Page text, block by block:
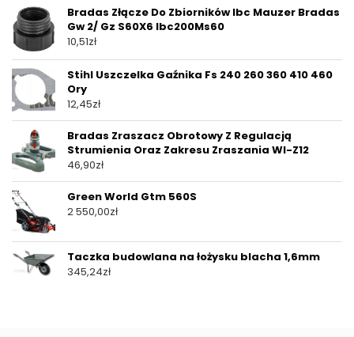
Bradas Złącze Do Zbiorników Ibc Mauzer Bradas
Gw 2/ Gz S60X6 Ibc200Ms60
10,51zł
Stihl Uszczelka Gaźnika Fs 240 260 360 410 460
Ory
12,45zł
Bradas Zraszacz Obrotowy Z Regulacją
Strumienia Oraz Zakresu Zraszania Wl-Z12
46,90zł
Green World Gtm 560S
2 550,00zł
Taczka budowlana na łożysku blacha 1,6mm
345,24zł